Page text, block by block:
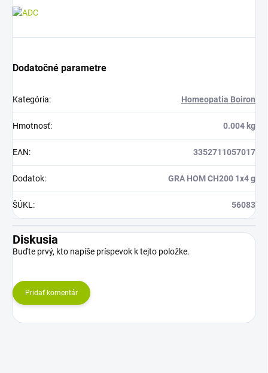
Dodatočné parametre
Kategória: Homeopatia Boiron
Hmotnosť: 0.004 kg
EAN: 3352711057017
Dodatok: GRA HOM CH200 1x4 g
ŠÚKL : 56083
Diskusia
Buďte prvý, kto napíše príspevok k tejto položke.
Pridať komentár